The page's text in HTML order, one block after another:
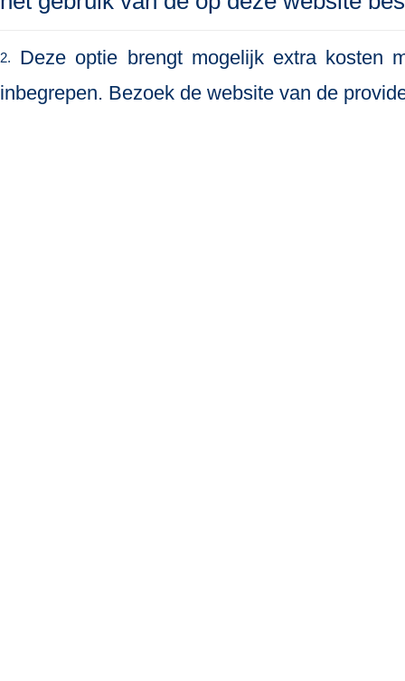
2.
Deze optie brengt mogelijk extra kosten
inbegrepen. Bezoek de website van de